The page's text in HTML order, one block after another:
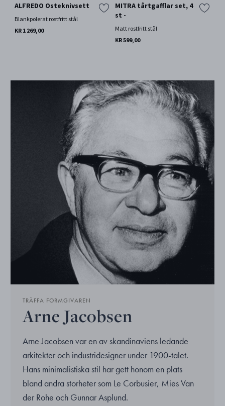
ALFREDO Osteknivsett
Blankpolerat rostfritt stål
KR 1 269,00
MITRA tårtgafflar set, 4
st -
Matt rostfritt stål
KR 599,00
TRÄFFA FORMGIVAREN
Arne Jacobsen
Arne Jacobsen var en av skandinaviens ledande
arkitekter och industridesigner under 1900-talet.
Hans minimalistiska stil har gett honom en plats
bland andra storheter som Le Corbusier, Mies Van
der Rohe och Gunnar Asplund.